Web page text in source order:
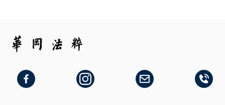
順，本文接續討論人工智慧反洗錢方案可能面臨之困
難，其中包括各國尚在發展階段之人工智慧政策差
衝擊。